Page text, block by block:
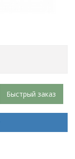
Быстрый заказ